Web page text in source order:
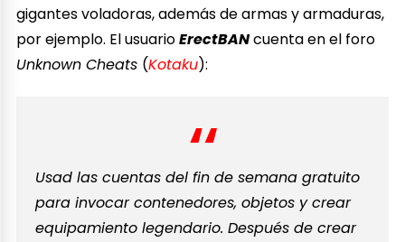
gigantes voladoras, además de armas y armaduras,
por ejemplo. El usuarioErectBANcuenta en el foro
Unknown Cheats (Kotaku):
Usad las cuentas del fin de semana gratuito
para invocar contenedores, objetos y crear
equipamiento legendario. Después de crear